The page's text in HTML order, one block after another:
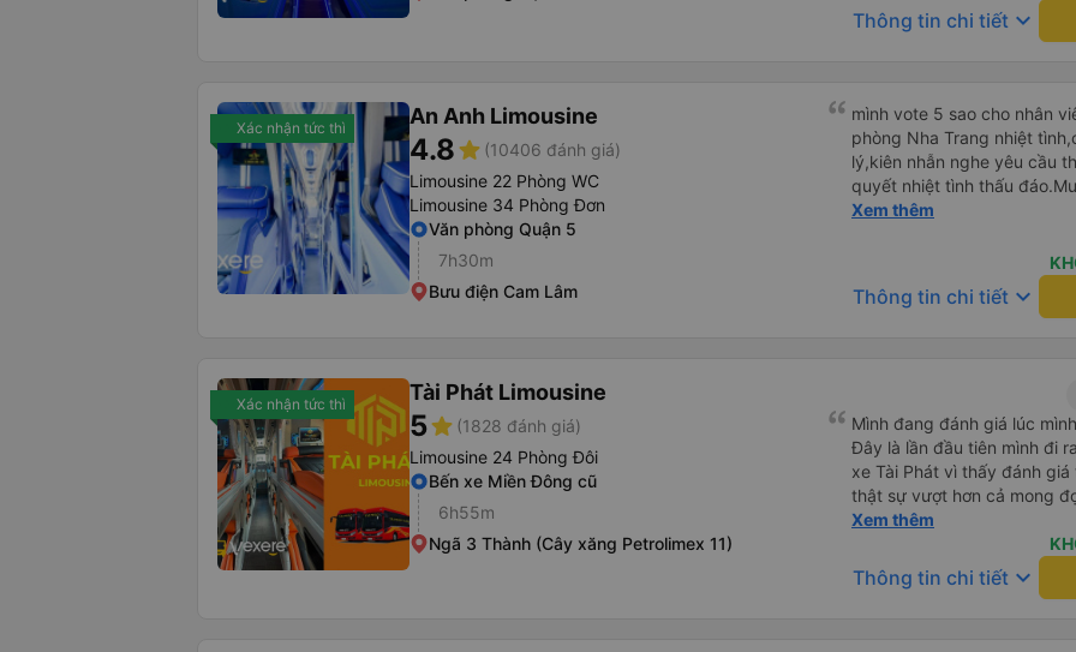
Thông tin chi tiết keyboard_arrow_down
Xác nhận tức thì An Anh Limousine
4.8star (10406 đánh giá)
Limousine 22 Phòng WC
Limousine 34 Phòng Đơn
Văn phòng Quận 5
7h30m
Bưu điện Cam Lâm
mình vote 5 sao cho nhân
phòng Nha Trang nhiệt
lý,kiên nhẫn nghe yêu cầu
quyết nhiệt tình thấu
nghiệp của bạn Sim. Mình
nở nhẹ nhàng ánh mắt rất
và rất ok,Về thái độ nhân
lót tấm nệm mỏng (mình
giặt ,chứ nằm trực tiếp trên
sinh được, mình nằm cứ
người lạ nên mình cứ phải
Chúc hãng xe luôn suôn sẻ
chuyến 5 giờ sáng mai
Xem thêm
Thông tin chi tiết keyboard_arrow_down
Xác nhận tức thì Tài Phát Limousine
5star (1828 đánh giá)
Limousine 24 Phòng Đôi
Bến xe Miền Đông cũ
6h55m
Ngã 3 Thành (Cây xăng Petrolimex 11)
Mình đang đánh giá lúc
Đây là lần đầu tiên mình đi
xe Tài Phát vì thấy đánh
thật sự vượt hơn cả mong
đôi và vừa đủ cho 2 người.
siêu nhiệt tình và dễ
cho bên tổng đài thì anh nhân viên
siêu nhẹ nhàng và vui vẻ .
Xem thêm
Thông tin chi tiết keyboard_arrow_down